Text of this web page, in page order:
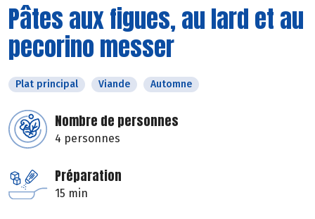
Pâtes aux figues, au lard et au
pecorino messer
Plat principal Viande Automne
Nombre de personnes
4 personnes
Préparation
15 min